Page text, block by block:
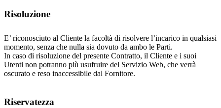
Risoluzione
E’ riconosciuto al Cliente la facoltà di risolvere l’incarico in qualsiasi
momento, senza che nulla sia dovuto da ambo le Parti.
In caso di risoluzione del presente Contratto, il Cliente e i suoi
Utenti non potranno più usufruire del Servizio Web, che verrà
oscurato e reso inaccessibile dal Fornitore.
Riservatezza